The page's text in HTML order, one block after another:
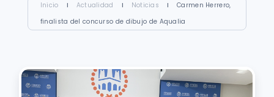
Inicio I Actualidad I Noticias I
Carmen Herrero,
finalista del concurso de dibujo de Aqualia